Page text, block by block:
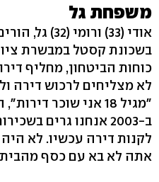
משפחת גל
אודי (33)
כוחות הביטחון, מחליף
לא מצליחים לרכוש דירה
"מגיל 18 אני שוכר
ב-2003 אנחנו גרים
לקנות דירה עכשיו. לא היה
אתה לא בא עם כסף